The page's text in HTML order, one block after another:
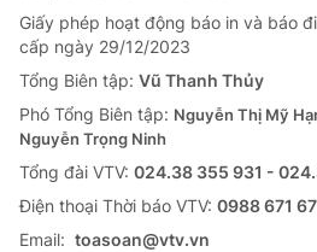
Giấy phép hoạt động báo in và báo
cấp ngày 29/12/2023
Tổng Biên tập: Vũ Thanh Thủy
Phó Tổng Biên tập: Nguyễn Thị Mỹ
Nguyễn Trọng Ninh
Tổng đài VTV: 024.38 355 931 -
Ðiện thoại Thời báo VTV: 0988 671
Email: toasoan@vtv.vn